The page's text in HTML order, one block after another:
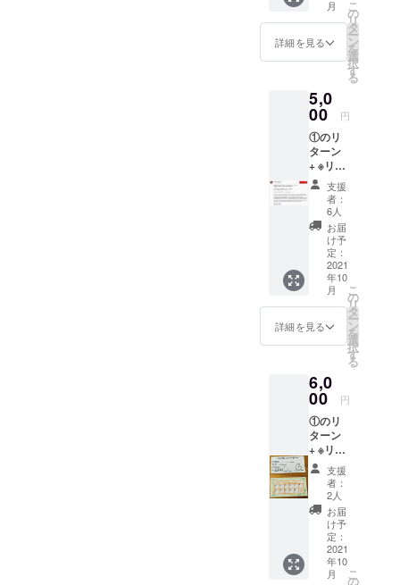
利用者
場合、
一度ご
送りし
ます。
譲渡を
委託す
る場合
は”委託
希望”と
ご記入
くださ
い。
スマー
ンなど
でも可
月以
降、ご
都合つ
く時間
帯のや
りとり
を経て
日時を
決めさ
せてい
ただき
ます。
※有効期
限は
2022年
後の営
業日と
考欄に
使用者
の名前
(本人、
あるい
は譲渡
先の方
のお名
前)をご
記入く
ださ
い。 譲
渡を委
託する
外に譲
渡/委託
可能 使
人、あ
るいは
譲渡先
の方の
名前)を
ご記入
くださ
い。 譲
渡を委
託する
合、”委
託希
望”とご
記入く
い。
きたい
ことな
どある
ざっく
り内容
をお聞
かせい
ただけ
ればと
思いま
す。食
事等し
ながら
の場
合、食
費等は
事前に
ご相談
くださ
い。 小
田の方
から会
場まで
出向か
せてい
ただき
ます。
時間帯
の希望
等はお
伺いし
ます
が、こ
ちらの
に掲載
ご希望
のお名
前をご
記入く
学生1カ
月パス
×2 (開始
日から1
カ月) ※
購入者
以外に
譲渡/委
託可
能。ま
た、同
じ利用
者の計2
カ月使
用も可
能 ※
元々あ
回買う
よりお
得で
す。 備
考欄に
使用予
定者の
名前 (本
人、あ
るいは
譲渡先
のお名
前)をご
記入く
ださ
月
詳細を見る
こ
の
リ
タ
ー
ン
を
選
択
す
る
5,0
00 円
①のリ
ターン
+ ※リ
ターン
①に含
まれる
返礼の
ため、
支援時
に必ず
備考欄
に掲載
ご希望
のお名
前をご
記入く
計500字
程度の
和文 ⇒
英文
翻訳
(英文⇒
和文 翻
訳) ※１
つのま
とまっ
た文章
でなく
ても、
ニュー
支援
者：
6人
お届
け予
定：
2021
年10
月
詳細を見る
こ
の
リ
タ
ー
ン
を
選
択
す
る
6,0
00 円
①のリ
ターン
+ ※リ
ターン
①に含
まれる
返礼の
ため、
支援時
に必ず
備考欄
に掲載
支援
者：
2人
お届
け予
定：
2021
年10
月
こ
の